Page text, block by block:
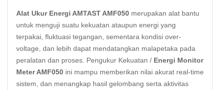
Alat Ukur Energi AMTAST AMF050 merupakan alat bantu
untuk menguji suatu kekuatan ataupun energi yang
terpakai, fluktuasi tegangan, sementara kondisi over-
voltage , dan lebih dapat mendatangkan malapetaka pada
peralatan dan proses. Pengukur Kekuatan / Energi Monitor
Meter AMF050 ini mampu memberikan nilai akurat real-time
sistem, dan menangkap hasil gelombang serta aktivitas